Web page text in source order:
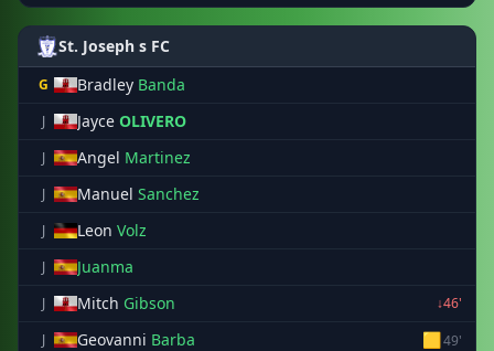
St. Joseph s FC
G Bradley Banda
J Jayce OLIVERO
J Angel Martinez
J Manuel Sanchez
J Leon Volz
J Juanma
J Mitch Gibson
↓46'
J
Geovanni Barba 🟨49'